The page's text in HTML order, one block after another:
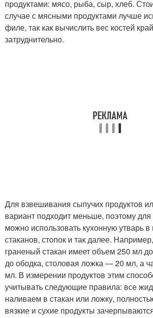
продуктами: мясо, рыба, сыр, хлеб.
случае с мясными продуктами лучше
филе, так как вычислить вес костей
затруднительно.
Для взвешивания сыпучих продуктов
вариант подходит меньше, поэтому
можно использовать кухонную утварь
стаканов, стопок и так далее.
граненый стакан имеет объем 250 мл
до ободка, столовая ложка — 20 мл, а
мл. В измерении продуктов этим
учитывать следующие правила: все
наливаем в стакан или ложку,
вязкие и сухие продукты